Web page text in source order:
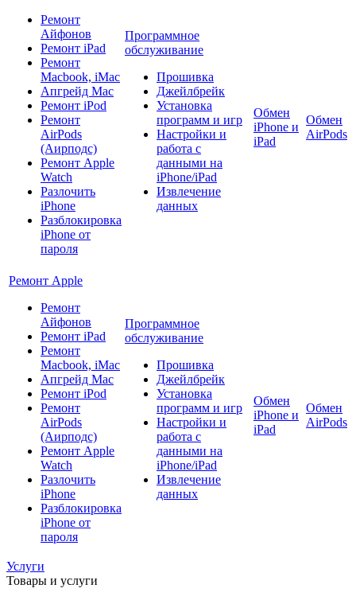
Ремонт
Айфонов
Ремонт iPad
Ремонт
Macbook, iMac
Апгрейд Mac
Ремонт iPod
Ремонт
AirPods
(Аирподс)
Ремонт Apple
Watch
Разлочить
iPhone
Разблокировка
iPhone от
пароля
Программное
обслуживание
Прошивка
Джейлбрейк
Установка
программ и игр
Настройки и
работа с
данными на
iPhone/iPad
Извлечение
данных
Обмен
iPhone и
iPad
Обмен
AirPods
Ремонт Apple
Ремонт
Айфонов
Ремонт iPad
Ремонт
Macbook, iMac
Апгрейд Mac
Ремонт iPod
Ремонт
AirPods
(Аирподс)
Ремонт Apple
Watch
Разлочить
iPhone
Разблокировка
iPhone от
пароля
Программное
обслуживание
Прошивка
Джейлбрейк
Установка
программ и игр
Настройки и
работа с
данными на
iPhone/iPad
Извлечение
данных
Обмен
iPhone и
iPad
Обмен
AirPods
Услуги
Товары и услуги